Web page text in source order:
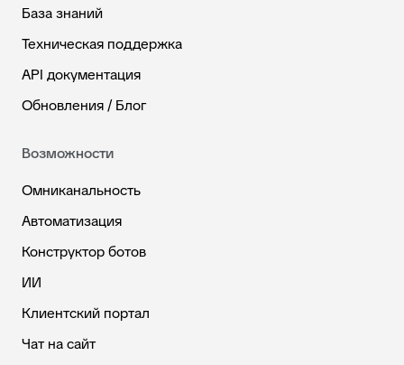
База знаний
Техническая поддержка
API документация
Обновления / Блог
Возможности
Омниканальность
Автоматизация
Конструктор ботов
ИИ
Клиентский портал
Чат на сайт